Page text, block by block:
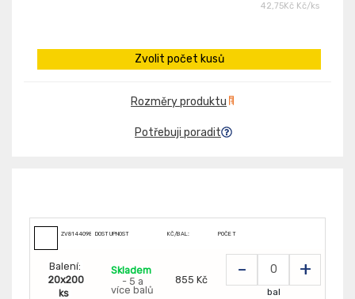
42,75Kč Kč/ks
Zvolit počet kusů
Rozměry produktu
Potřebuji poradit
ZV8144098 DOSTUPNOST KČ/BAL: POČET
Balení:
20x200
ks
Skladem
- 5 a
více balů
855 Kč - +
bal